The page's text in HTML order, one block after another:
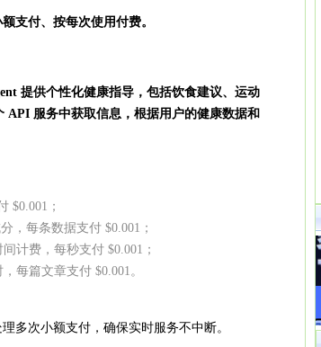
支付、按每次使用付费。
提供个性化健康指导，包括饮食建议、运动
服务中获取信息，根据用户的健康数据和
$0.001；
，每条数据支付 $0.001；
计费，每秒支付 $0.001；
每篇文章支付 $0.001。
多次小额支付，确保实时服务不中断。